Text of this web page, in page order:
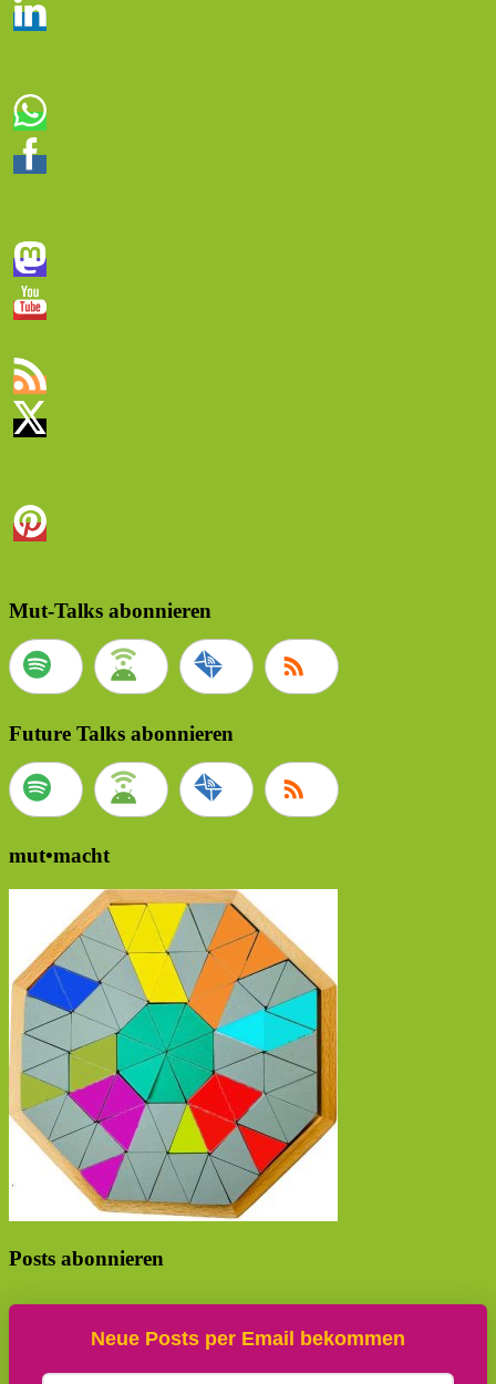
Mut-Talks abonnieren
Future Talks abonnieren
mut•macht
Posts abonnieren
Neue Posts per Email bekommen